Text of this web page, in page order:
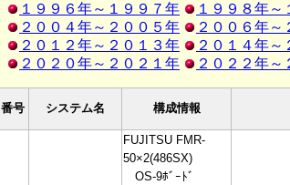
１９９６年～１９９７年
１９９８年～
２００４年～２００５年
２００６年～
２０１２年～２０１３年
２０１４年～
２０２０年～２０２１年
２０２２年～
番号 システム名 構成情報
FUJITSU FMR-
50×2(486SX)
OS-9ﾎﾞｰﾄﾞ